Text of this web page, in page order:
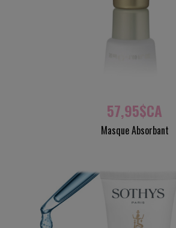
57,95$CA
Masque Absorbant